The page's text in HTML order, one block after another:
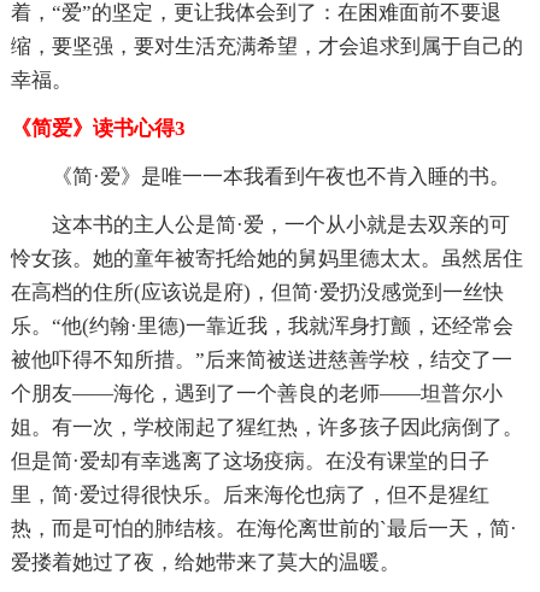
着，“爱”的坚定，更让我体会到了：在困难面前不要退
缩，要坚强，要对生活充满希望，才会追求到属于自己的
幸福。
《简爱》读书心得3
《简·爱》是唯一一本我看到午夜也不肯入睡的书。
这本书的主人公是简·爱，一个从小就是去双亲的可
怜女孩。她的童年被寄托给她的舅妈里德太太。虽然居住
在高档的住所(应该说是府)，但简·爱扔没感觉到一丝快
乐。“他(约翰·里德)一靠近我，我就浑身打颤，还经常会
被他吓得不知所措。”后来简被送进慈善学校，结交了一
个朋友——海伦，遇到了一个善良的老师——坦普尔小
姐。有一次，学校闹起了猩红热，许多孩子因此病倒了。
但是简·爱却有幸逃离了这场疫病。在没有课堂的日子
里，简·爱过得很快乐。后来海伦也病了，但不是猩红
热，而是可怕的肺结核。在海伦离世前的`最后一天，简·
爱搂着她过了夜，给她带来了莫大的温暖。